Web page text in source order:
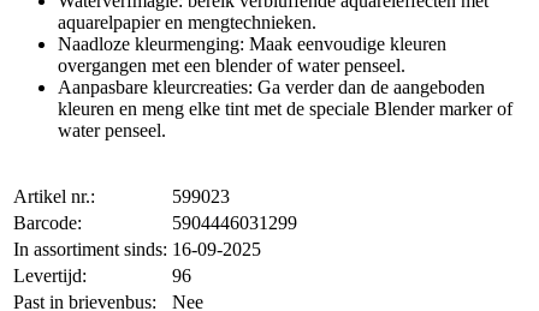
aquarelpapier en mengtechnieken.
Naadloze kleurmenging: Maak eenvoudige kleuren
overgangen met een blender of water penseel.
Aanpasbare kleurcreaties: Ga verder dan de aangeboden
kleuren en meng elke tint met de speciale Blender marker of
water penseel.
Artikel nr.:
599023
Barcode:
5904446031299
In assortiment sinds: 16-09-2025
Levertijd:
96
Past in brievenbus:
Nee